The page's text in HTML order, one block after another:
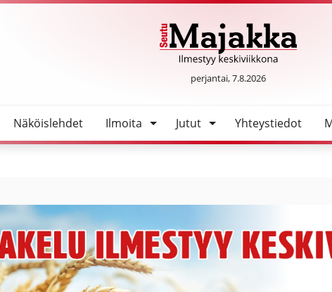
SeutuMajakka
perjantai, 7.8.2026
Näköislehdet Ilmoita Jutut Yhteystiedot